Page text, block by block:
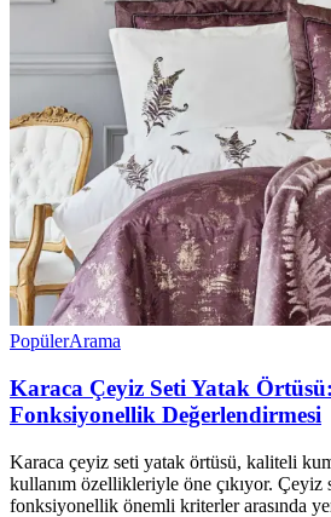
PopülerArama
Karaca Çeyiz Seti Yatak
Fonksiyonellik Değerlendirmesi
Karaca çeyiz seti yatak örtüsü, kaliteli
kullanım özellikleriyle öne çıkıyor. Çeyiz
fonksiyonellik önemli kriterler arasında